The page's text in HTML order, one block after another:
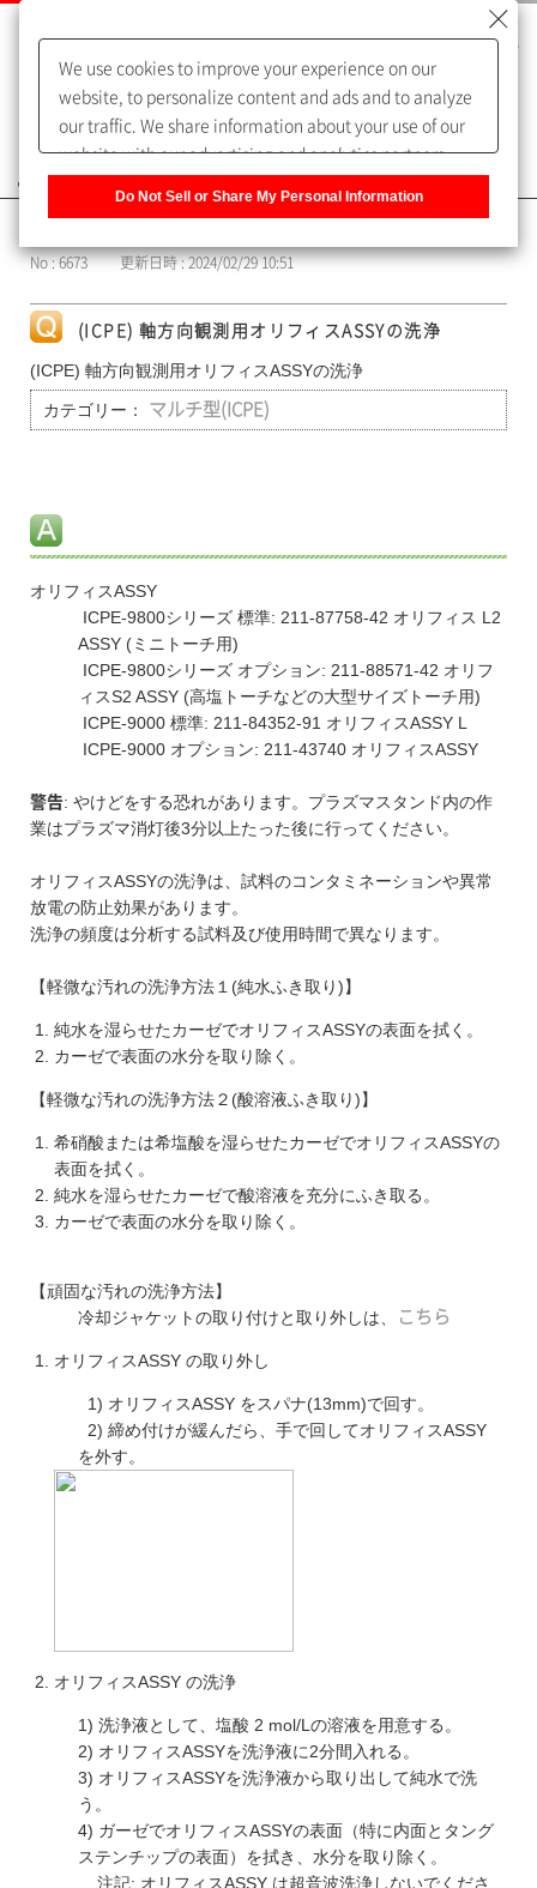
よくあるご質問（FAQ）
No : 6673 更新日時 : 2024/02/29 10:51
(ICPE) 軸方向観測用オリフィスASSYの洗浄
(ICPE) 軸方向観測用オリフィスASSYの洗浄
カテゴリー： マルチ型(ICPE)
オリフィスASSY
ICPE-9800シリーズ 標準: 211-87758-42 オリフィス L2
ASSY (ミニトーチ用)
ICPE-9800シリーズ オプション: 211-88571-42 オリフ
ィスS2 ASSY (高塩トーチなどの大型サイズトーチ用)
ICPE-9000 標準: 211-84352-91 オリフィスASSY L
ICPE-9000 オプション: 211-43740 オリフィスASSY
警告: やけどをする恐れがあります。プラズマスタンド内の作
業はプラズマ消灯後3分以上たった後に行ってください。
オリフィスASSYの洗浄は、試料のコンタミネーションや異常
放電の防止効果があります。
洗浄の頻度は分析する試料及び使用時間で異なります。
【軽微な汚れの洗浄方法１(純水ふき取り)】
純水を湿らせたカーゼでオリフィスASSYの表面を拭く。
カーゼで表面の水分を取り除く。
【軽微な汚れの洗浄方法２(酸溶液ふき取り)】
希硝酸または希塩酸を湿らせたカーゼでオリフィスASSYの
表面を拭く。
純水を湿らせたカーゼで酸溶液を充分にふき取る。
カーゼで表面の水分を取り除く。
【頑固な汚れの洗浄方法】
冷却ジャケットの取り付けと取り外しは、
こちら
オリフィスASSY の取り外し
1) オリフィスASSY をスパナ(13mm)で回す。
2) 締め付けが緩んだら、手で回してオリフィスASSY
を外す。
オリフィスASSY の洗浄
1) 洗浄液として、塩酸 2 mol/Lの溶液を用意する。
2) オリフィスASSYを洗浄液に2分間入れる。
3) オリフィスASSYを洗浄液から取り出して純水で洗
う。
4) ガーゼでオリフィスASSYの表面（特に内面とタング
ステンチップの表面）を拭き、水分を取り除く。
注記: オリフィスASSY は超音波洗浄しないでくださ
We use cookies to improve your experience on our
website, to personalize content and ads and to analyze
our traffic. We share information about your use of our
website with our advertising and analytics partners,
of our sharing information about you with our partners.
Information] to customize your cookie settings on our
Do Not Sell or Share My Personal Information